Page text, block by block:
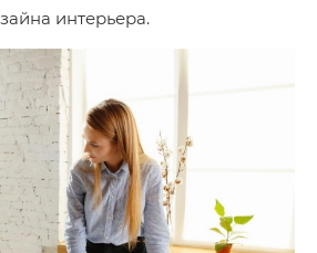
интерьера.